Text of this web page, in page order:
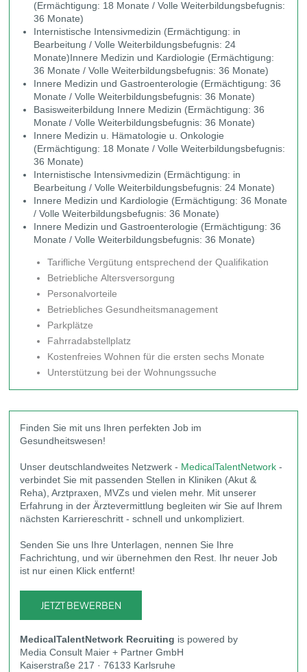
(Ermächtigung: 18 Monate / Volle Weiterbildungsbefugnis:
36 Monate)
Internistische Intensivmedizin (Ermächtigung: in
Bearbeitung / Volle Weiterbildungsbefugnis: 24
Monate)Innere Medizin und Kardiologie (Ermächtigung:
36 Monate / Volle Weiterbildungsbefugnis: 36 Monate)
Innere Medizin und Gastroenterologie (Ermächtigung: 36
Monate / Volle Weiterbildungsbefugnis: 36 Monate)
Basisweiterbildung Innere Medizin (Ermächtigung: 36
Monate / Volle Weiterbildungsbefugnis: 36 Monate)
Innere Medizin u. Hämatologie u. Onkologie
(Ermächtigung: 18 Monate / Volle Weiterbildungsbefugnis:
36 Monate)
Internistische Intensivmedizin (Ermächtigung: in
Bearbeitung / Volle Weiterbildungsbefugnis: 24 Monate)
Innere Medizin und Kardiologie (Ermächtigung: 36 Monate
/ Volle Weiterbildungsbefugnis: 36 Monate)
Innere Medizin und Gastroenterologie (Ermächtigung: 36
Monate / Volle Weiterbildungsbefugnis: 36 Monate)
Tarifliche Vergütung entsprechend der Qualifikation
Betriebliche Altersversorgung
Personalvorteile
Betriebliches Gesundheitsmanagement
Parkplätze
Fahrradabstellplatz
Kostenfreies Wohnen für die ersten sechs Monate
Unterstützung bei der Wohnungssuche
Finden Sie mit uns Ihren perfekten Job im
Gesundheitswesen!
Unser deutschlandweites Netzwerk - MedicalTalentNetwork -
verbindet Sie mit passenden Stellen in Kliniken (Akut &
Reha), Arztpraxen, MVZs und vielen mehr. Mit unserer
Erfahrung in der Ärztevermittlung begleiten wir Sie auf Ihrem
nächsten Karriereschritt - schnell und unkompliziert.
Senden Sie uns Ihre Unterlagen, nennen Sie Ihre
Fachrichtung, und wir übernehmen den Rest. Ihr neuer Job
ist nur einen Klick entfernt!
JETZT BEWERBEN
MedicalTalentNetwork Recruiting is powered by
Media Consult Maier + Partner GmbH
Kaiserstraße 217 · 76133 Karlsruhe